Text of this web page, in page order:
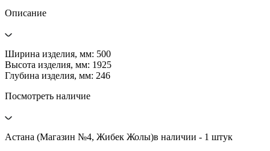
Описание
Ширина изделия, мм: 500
Высота изделия, мм: 1925
Глубина изделия, мм: 246
Посмотреть наличие
Астана (Магазин №4, Жибек Жолы)в наличии - 1 штук